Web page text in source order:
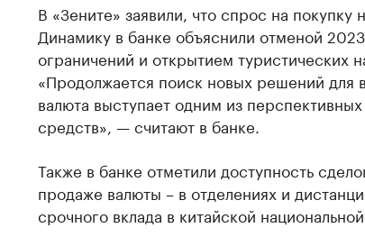
В «Зените» заявили, что спрос на покупку
Динамику в банке объяснили отменой
ограничений и открытием туристических
«Продолжается поиск новых решений для
валюта выступает одним из
средств», — считают в банке.
Также в банке отметили доступность
продаже валюты – в отделениях и
срочного вклада в китайской